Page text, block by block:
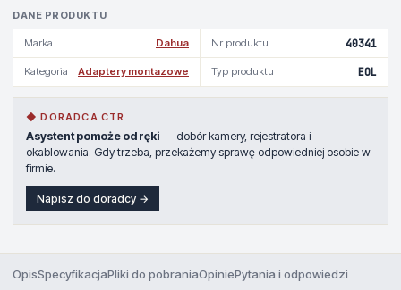
DANE PRODUKTU
Marka Dahua Nr produktu 40341
Kategoria Adaptery montazowe Typ produktu EOL
◆ DORADCA CTR
Asystent pomoże od ręki — dobór kamery, rejestratora i
okablowania. Gdy trzeba, przekażemy sprawę odpowiedniej osobie w
firmie.
Napisz do doradcy →
OpisSpecyfikacjaPliki do pobraniaOpiniePytania i odpowiedzi